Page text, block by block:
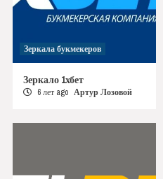
Зеркала букмекеров
Зеркало 1хбет
6 лет ago Артур Лозовой